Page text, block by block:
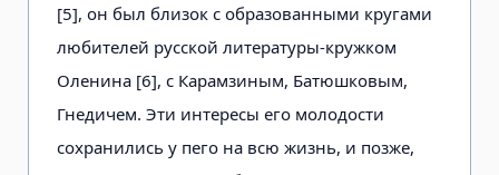
[5], он был близок с образованными кругами
любителей русской литературы-кружком
Оленина [6], с Карамзиным, Батюшковым,
Гнедичем. Эти интересы его молодости
сохранились у пего на всю жизнь, и позже,